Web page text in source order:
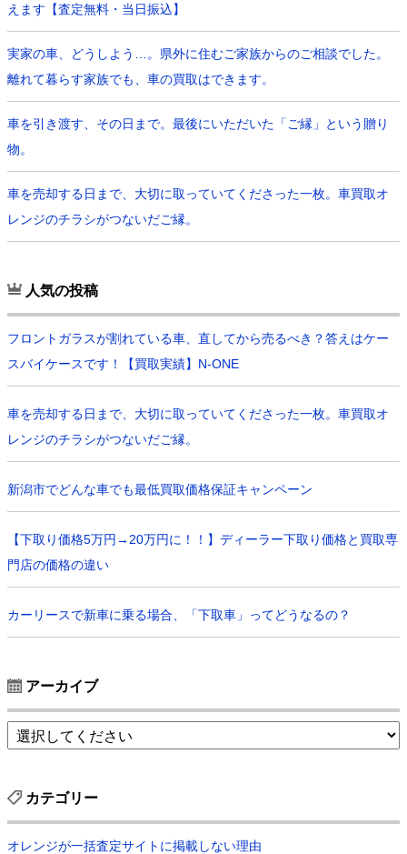
えます【査定無料・当日振込】
実家の車、どうしよう…。県外に住むご家族からのご相談でした。
離れて暮らす家族でも、車の買取はできます。
車を引き渡す、その日まで。最後にいただいた「ご縁」という贈り
物。
車を売却する日まで、大切に取っていてくださった一枚。車買取オ
レンジのチラシがつないだご縁。
人気の投稿
フロントガラスが割れている車、直してから売るべき？答えはケー
スバイケースです！【買取実績】N-ONE
車を売却する日まで、大切に取っていてくださった一枚。車買取オ
レンジのチラシがつないだご縁。
新潟市でどんな車でも最低買取価格保証キャンペーン
【下取り価格5万円→20万円に！！】ディーラー下取り価格と買取専
門店の価格の違い
カーリースで新車に乗る場合、「下取車」ってどうなるの？
アーカイブ
カテゴリー
オレンジが一括査定サイトに掲載しない理由